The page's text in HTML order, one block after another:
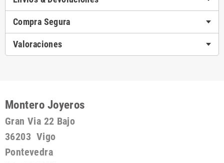
Compra Segura
Valoraciones
Montero Joyeros
Gran Via 22 Bajo
36203 Vigo
Pontevedra